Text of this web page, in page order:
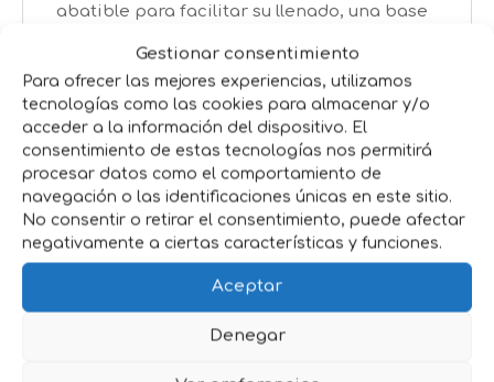
Gestionar consentimiento
Para ofrecer las mejores experiencias, utilizamos
tecnologías como las cookies para almacenar y/o
acceder a la información del dispositivo. El
consentimiento de estas tecnologías nos permitirá
procesar datos como el comportamiento de
navegación o las identificaciones únicas en este sitio.
No consentir o retirar el consentimiento, puede afectar
negativamente a ciertas características y funciones.
Aceptar
Denegar
abatible para facilitar su llenado, una base
palomas al comedero con una visera que
evita desperdicios.
Productos relacionados